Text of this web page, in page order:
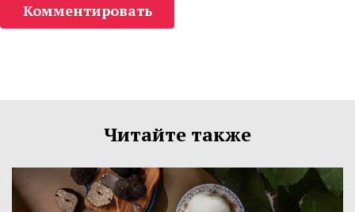
Комментировать
Читайте также